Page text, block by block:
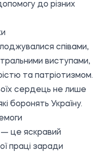
до різних
співами,
виступами,
та патріотизмом.
сердець не лише
боронять Україну.
— це яскравий
праці заради